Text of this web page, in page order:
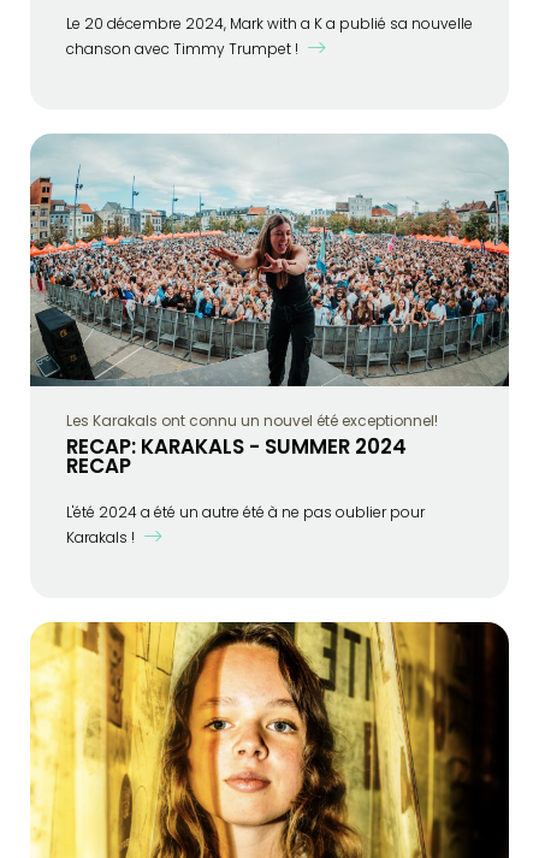
Le 20 décembre 2024, Mark with a K a publié sa nouvelle
chanson avec Timmy Trumpet !
Les Karakals ont connu un nouvel été exceptionnel!
RECAP: KARAKALS - SUMMER 2024
RECAP
L'été 2024 a été un autre été à ne pas oublier pour
Karakals !